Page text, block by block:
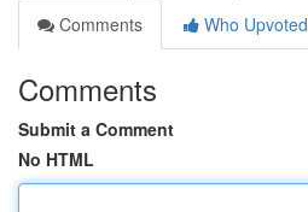
Comments
Who Upvoted
Comments
Submit a Comment
No HTML